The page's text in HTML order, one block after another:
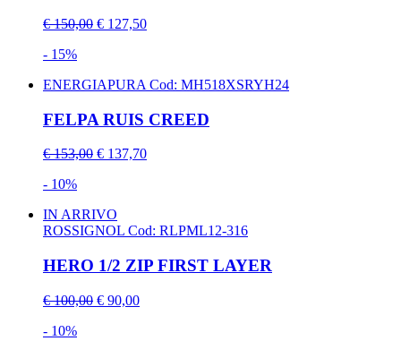
€ 150,00 € 127,50
- 15%
ENERGIAPURA Cod: MH518XSRYH24
FELPA RUIS CREED
€ 153,00 € 137,70
- 10%
IN ARRIVO
ROSSIGNOL Cod: RLPML12-316
HERO 1/2 ZIP FIRST LAYER
€ 100,00 € 90,00
- 10%